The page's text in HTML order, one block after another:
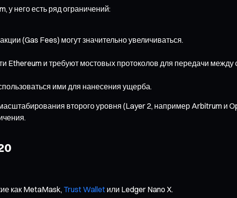
у него есть ряд ограничений:
(Gas Fees) могут значительно увеличиваться.
Ethereum и требуют мостовых протоколов для передачи между
ими для нанесения ущерба.
второго уровня (Layer 2, например Arbitrum и
как MetaMask, Trust Wallet или Ledger Nano X.